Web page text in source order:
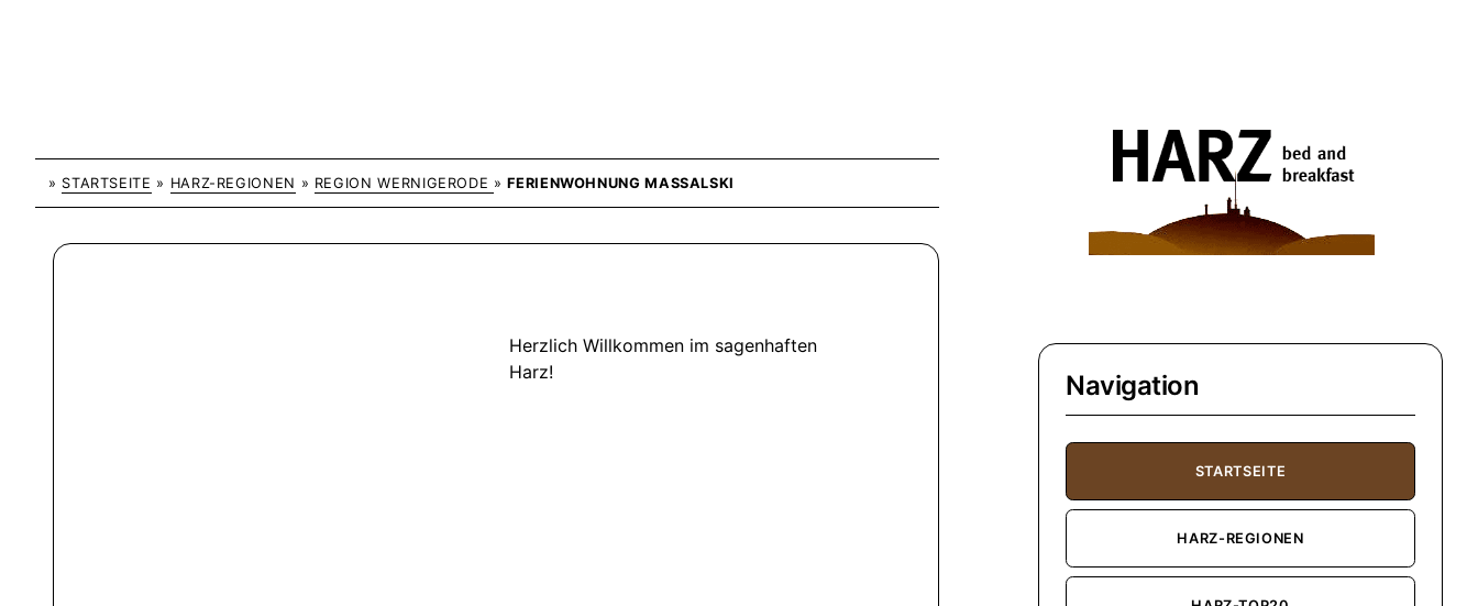
» STARTSEITE » HARZ-REGIONEN » REGION WERNIGERODE »FERIENWOHNUNG MASSALSKI
Herzlich Willkommen im sagenhaften
Harz!
Navigation
STARTSEITE
HARZ-REGIONEN